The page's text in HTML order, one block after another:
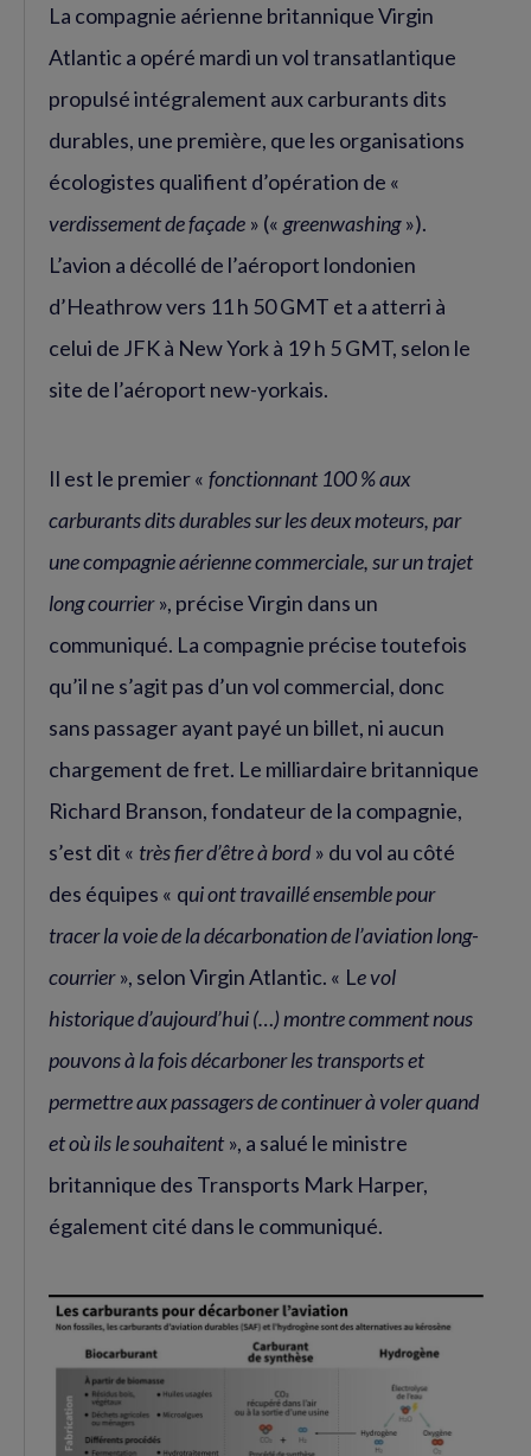
La compagnie aérienne britannique Virgin
Atlantic a opéré mardi un vol transatlantique
propulsé intégralement aux carburants dits
durables, une première, que les organisations
écologistes qualifient d’opération de «
verdissement de façade » (« greenwashing»).
L’avion a décollé de l’aéroport londonien
d’Heathrow vers 11 h 50 GMT et a atterri à
celui de JFK à New York à 19 h 5 GMT, selon le
site de l’aéroport new-yorkais.
Il est le premier « fonctionnant 100 % aux
carburants dits durables sur les deux moteurs, par
une compagnie aérienne commerciale, sur un trajet
long courrier», précise Virgin dans un
communiqué. La compagnie précise toutefois
qu’il ne s’agit pas d’un vol commercial, donc
sans passager ayant payé un billet, ni aucun
chargement de fret. Le milliardaire britannique
Richard Branson, fondateur de la compagnie,
s’est dit « très fier d’être à bord» du vol au côté
des équipes « qui ont travaillé ensemble pour
tracer la voie de la décarbonation de l’aviation long-
courrier», selon Virgin Atlantic. « Le vol
historique d’aujourd’hui (…) montre comment nous
pouvons à la fois décarboner les transports et
permettre aux passagers de continuer à voler quand
et où ils le souhaitent », a salué le ministre
britannique des Transports Mark Harper,
également cité dans le communiqué.